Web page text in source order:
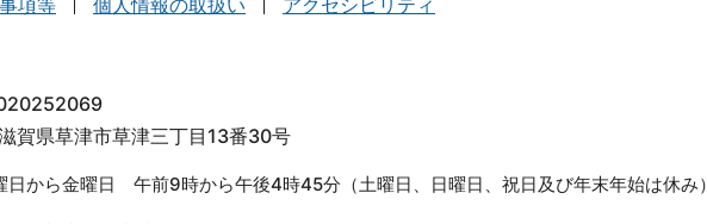
項等 個人情報の取扱い アクセシビリティ
県草津市草津三丁目13番30号
日から金曜日 午前9時から午後4時45分（土曜日、日曜日、祝日及び年末年始は休み）